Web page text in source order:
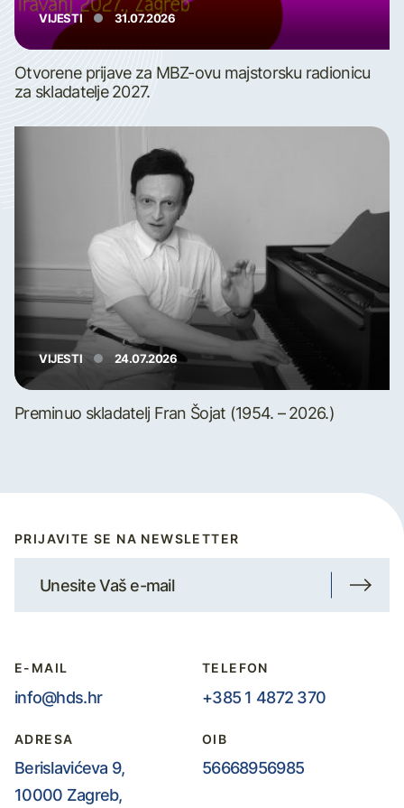
VIJESTI 31.07.2026
Otvorene prijave za MBZ-ovu majstorsku radionicu
za skladatelje 2027.
VIJESTI 24.07.2026
Preminuo skladatelj Fran Šojat (1954. – 2026.)
PRIJAVITE SE NA NEWSLETTER
E-MAIL
info@hds.hr
TELEFON
+385 1 4872 370
ADRESA
Berislavićeva 9,
10000 Zagreb,
OIB
56668956985